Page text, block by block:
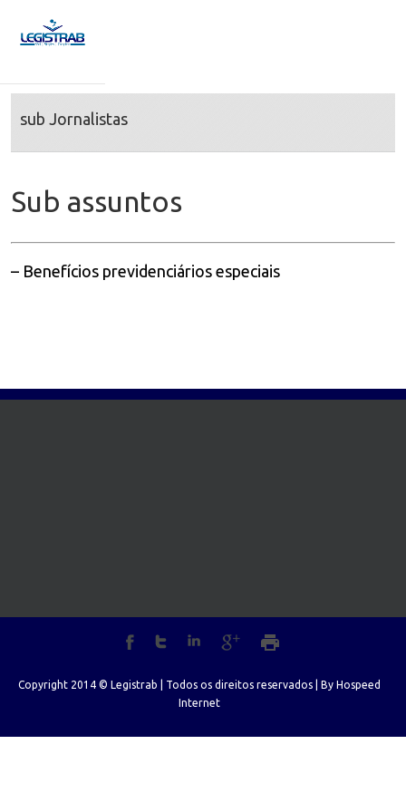
sub Jornalistas
Sub assuntos
– Benefícios previdenciários especiais
Copyright 2014 © Legistrab | Todos os direitos reservados | By Hospeed
Internet